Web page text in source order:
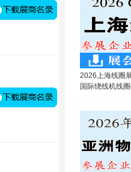
2026上海线圈
国际绕线机线